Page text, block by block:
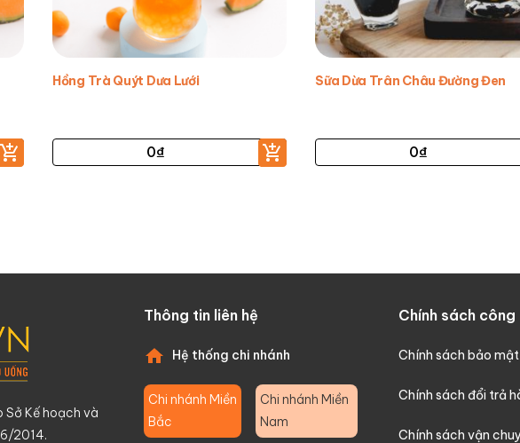
Hồng Trà Quýt Dưa Lưới
0₫
Sữa Dừa Trân Châu Đường Đen
0₫
Sở Kế hoạch và
2014.
Thông tin liên hệ
Hệ thống chi nhánh
Chi nhánh Miền
Bắc
Chi nhánh Miền
Nam
Chính sách công
Chính sách bảo mật
Chính sách đổi trả
Chính sách vận